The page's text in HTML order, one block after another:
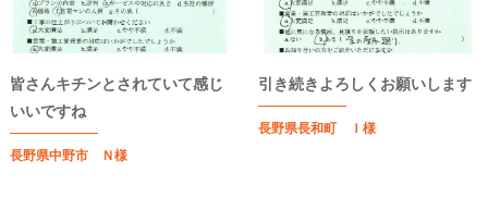
皆さんキチンとされていて感じ
いいですね
長野県中野市 Ｎ様
引き続きよろしくお願いします
長野県長和町 Ｉ様